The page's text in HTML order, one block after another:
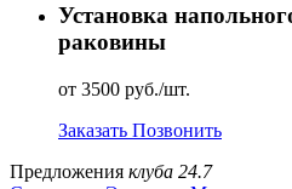
Установка
раковины
от 3500 руб./шт.
Заказать Позвонить
Предложения клуба 24.7